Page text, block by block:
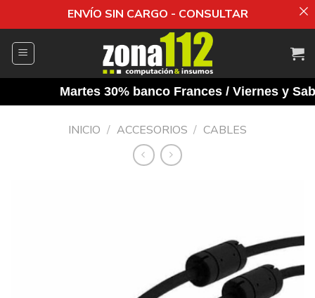
ENVÍO SIN CARGO - CONSULTAR
Martes 30% banco Frances / Viernes y
INICIO / ACCESORIOS / CABLES